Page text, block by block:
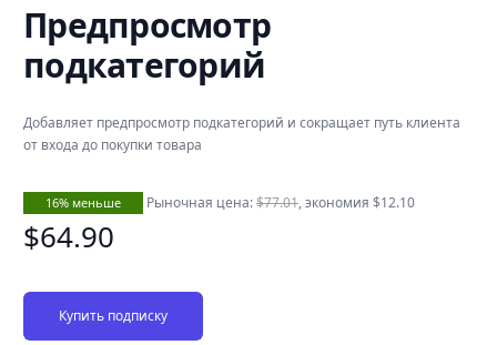
Предпросмотр
подкатегорий
Добавляет предпросмотр подкатегорий и сокращает путь клиента
от входа до покупки товара
16% меньше Рыночная цена:$77.01, экономия $12.10
$64.90
Купить подписку